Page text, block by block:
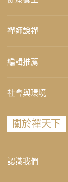
禪師說禪
編輯推薦
社會與環境
關於禪天下
認識我們